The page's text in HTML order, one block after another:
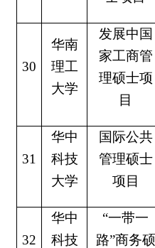
30
华南
理工
大学
发展中国
家工商管
理硕士项
目
31
华中
科技
大学
国际公共
管理硕士
项目
32
华中
科技
“一带一
路”商务硕